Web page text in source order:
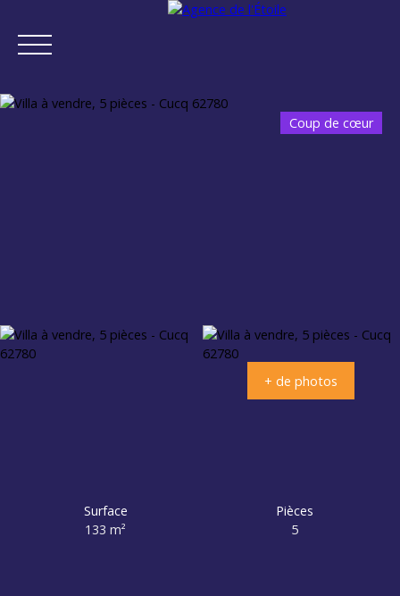
Coup de cœur
+ de photos
Surface
133m²
Pièces
5